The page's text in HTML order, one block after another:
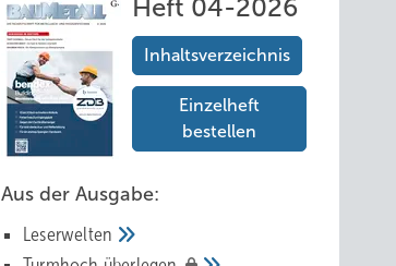
Heft 04-2026
Inhaltsverzeichnis
Einzelheft
bestellen
Aus der Ausgabe:
Leserwelten